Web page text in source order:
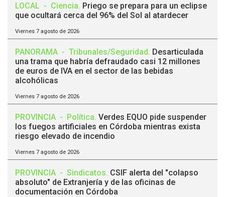
LOCAL - Ciencia. Priego se prepara para un eclipse
que ocultará cerca del 96% del Sol al atardecer
Viernes 7 agosto de 2026
PANORAMA - Tribunales/Seguridad. Desarticulada
una trama que habría defraudado casi 12 millones
de euros de IVA en el sector de las bebidas
alcohólicas
Viernes 7 agosto de 2026
PROVINCIA - Política. Verdes EQUO pide suspender
los fuegos artificiales en Córdoba mientras exista
riesgo elevado de incendio
Viernes 7 agosto de 2026
PROVINCIA - Sindicatos. CSIF alerta del "colapso
absoluto" de Extranjería y de las oficinas de
documentación en Córdoba